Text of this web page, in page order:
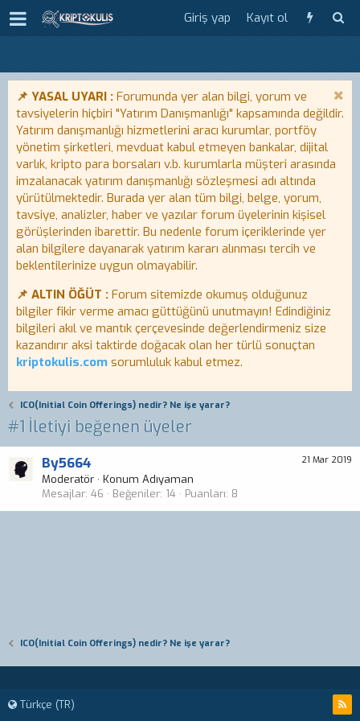
Giriş yap Kayıt ol
📌 YASAL UYARI : Forumunda yer alan bilgi, yorum ve
tavsiyelerin hiçbiri "Yatırım Danışmanlığı" kapsamında değildir.
Yatırım danışmanlığı hizmetlerini aracı kurumlar, portföy
yönetim şirketleri, mevduat kabul etmeyen bankalar, dijital
varlık, kripto para borsaları v.b. kurumlarla müşteri arasında
imzalanacak yatırım danışmanlığı sözleşmesi adı altında
yürütülmektedir. Burada yer alan tüm bilgi, belge, yorum,
tavsiye, analizler, haber ve yazılar forum üyelerinin kişisel
görüşlerinden ibarettir. Bu nedenle forum içeriklerinde yer
alan bilgilere dayanarak yatırım kararı alınması tercih ve
beklentilerinize uygun olmayabilir.
📌 ALTIN ÖĞÜT : Forum sitemizde okumuş olduğunuz
bilgiler fikir verme amacı güttüğünü unutmayın! Edindiğiniz
bilgileri akıl ve mantık çerçevesinde değerlendirmeniz size
kazandırır aksi taktirde doğacak olan her türlü sonuçtan
kriptokulis.com sorumluluk kabul etmez.
ICO(Initial Coin Offerings) nedir? Ne işe yarar?
#1 İletiyi beğenen üyeler
21 Mar 2019
By5664
Moderatör · Konum Adıyaman
Mesajlar 46 Beğeniler 14 Puanları 8
ICO(Initial Coin Offerings) nedir? Ne işe yarar?
Türkçe (TR)